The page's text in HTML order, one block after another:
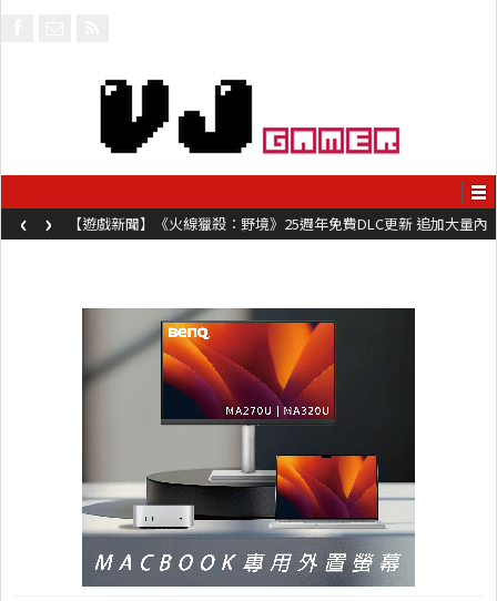
【遊戲新聞】《火線獵殺：野境》25週年免費DLC更新 追加大量內
容同時系舊作限時超平價折扣
‹ ›